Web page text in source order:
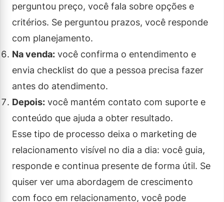
perguntou preço, você fala sobre opções e
critérios. Se perguntou prazos, você responde
com planejamento.
Na venda: você confirma o entendimento e
envia checklist do que a pessoa precisa fazer
antes do atendimento.
Depois: você mantém contato com suporte e
conteúdo que ajuda a obter resultado.
Esse tipo de processo deixa o marketing de
relacionamento visível no dia a dia: você guia,
responde e continua presente de forma útil. Se
quiser ver uma abordagem de crescimento
com foco em relacionamento, você pode